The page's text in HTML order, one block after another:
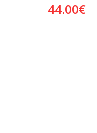
44.00€